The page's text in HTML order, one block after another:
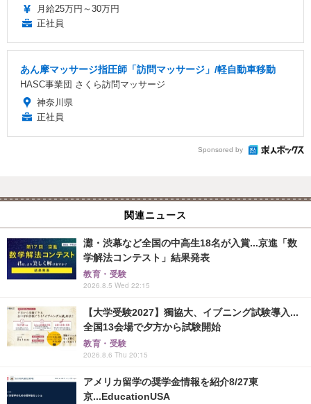
月給25万円～30万円
正社員
あん摩マッサージ指圧師「訪問マッサージ」/軽自動車移動
HASC事業団 さくら訪問マッサージ
神奈川県
正社員
Sponsored by
関連ニュース
灘・渋幕など全国の中高生18名が入賞...京進「数
学解法コンテスト」結果発表
教育・受験
2026.8.5 Wed 22:15
【大学受験2027】獨協大、イブニング試験導入...
全国13会場で夕方から試験開始
教育・受験
2026.8.6 Thu 20:15
アメリカ留学の奨学金情報を紹介8/27東
京...EducationUSA